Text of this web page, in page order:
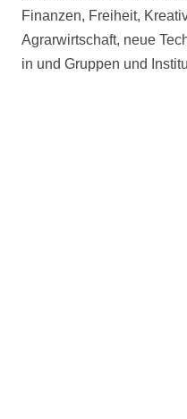
Finanzen, Freiheit,
Agrarwirtschaft, neue
in und Gruppen und